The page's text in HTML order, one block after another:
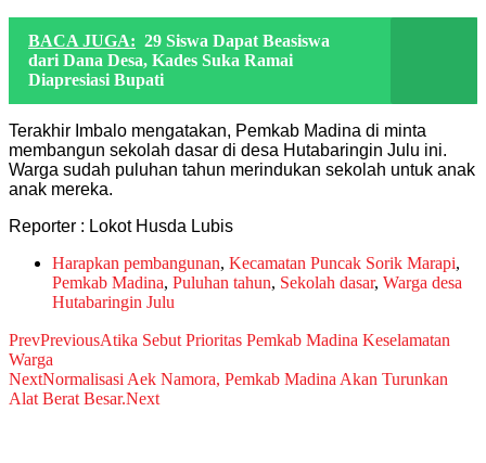
BACA JUGA: 29 Siswa Dapat Beasiswa
dari Dana Desa, Kades Suka Ramai
Diapresiasi Bupati
Terakhir Imbalo mengatakan, Pemkab Madina di minta
membangun sekolah dasar di desa Hutabaringin Julu ini.
Warga sudah puluhan tahun merindukan sekolah untuk anak
anak mereka.
Reporter : Lokot Husda Lubis
Harapkan pembangunan, Kecamatan Puncak Sorik Marapi,
Pemkab Madina, Puluhan tahun, Sekolah dasar, Warga desa
Hutabaringin Julu
PrevPreviousAtika Sebut Prioritas Pemkab Madina Keselamatan
Warga
NextNormalisasi Aek Namora, Pemkab Madina Akan Turunkan
Alat Berat Besar.Next